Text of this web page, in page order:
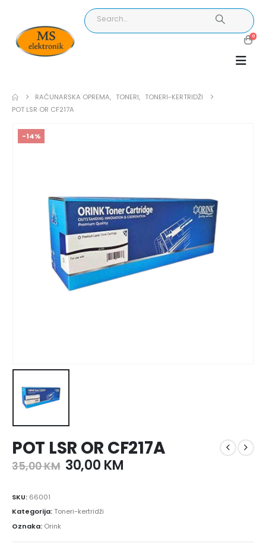
0
RAČUNARSKA OPREMA, TONERI, TONERI-KERTRIDŽI
POT LSR OR CF217A
-14%
POT LSR OR CF217A
35,00KM 30,00 KM
SKU: 66001
Kategorija:Toneri-kertridži
Oznaka: Orink